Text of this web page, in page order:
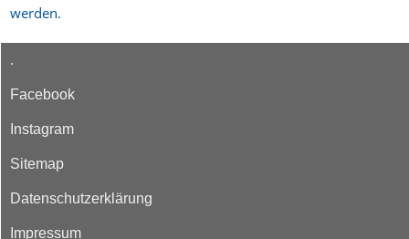
werden.
.
Facebook
Instagram
Sitemap
Datenschutzerklärung
Impressum